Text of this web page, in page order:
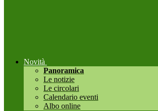
Novità
Panoramica
Le notizie
Le circolari
Calendario eventi
Albo online